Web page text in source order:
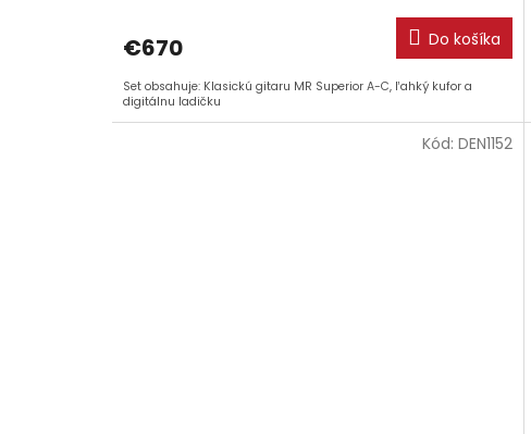
€670 Do košíka
Set obsahuje: Klasickú gitaru MR Superior A-C, ľahký kufor a
digitálnu ladičku
Kód:DEN1152